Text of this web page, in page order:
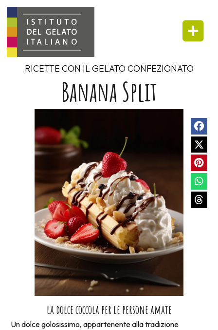
RICETTE CON IL GELATO CONFEZIONATO
Banana Split
la dolce coccola per le persone amate
Un dolce golosissimo, appartenente alla tradizione